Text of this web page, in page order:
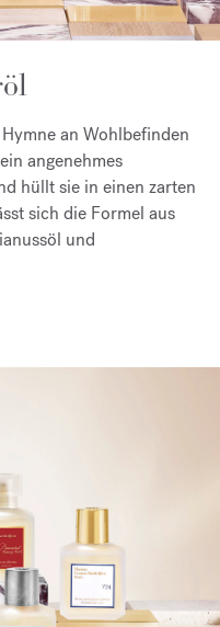
an Wohlbefinden
angenehmes
hüllt sie in einen zarten
sich die Formel aus
und